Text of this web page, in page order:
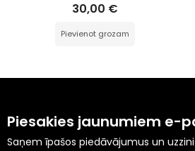
30,00 €
Pievienot grozam
Piesakies jaunumiem e-
Saņem īpašos piedāvājumus un